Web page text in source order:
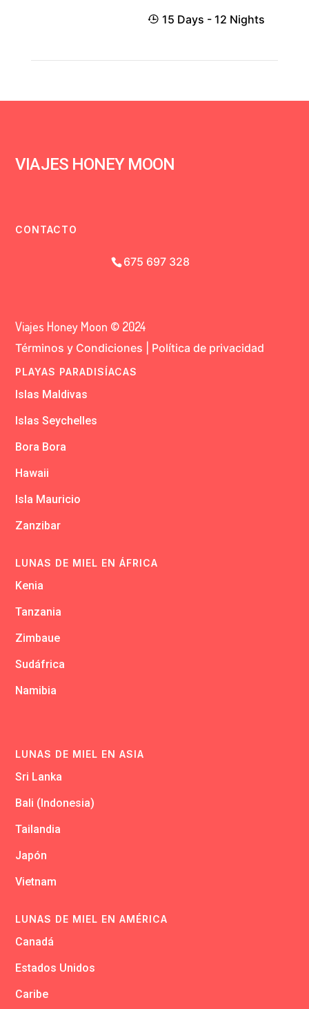
15 Days - 12 Nights
VIAJES HONEY MOON
CONTACTO
675 697 328
Viajes Honey Moon © 2024
Términos y Condiciones Política de privacidad
PLAYAS PARADISÍACAS
Islas Maldivas
Islas Seychelles
Bora Bora
Hawaii
Isla Mauricio
Zanzibar
LUNAS DE MIEL EN ÁFRICA
Kenia
Tanzania
Zimbaue
Sudáfrica
Namibia
LUNAS DE MIEL EN ASIA
Sri Lanka
Bali (Indonesia)
Tailandia
Japón
Vietnam
LUNAS DE MIEL EN AMÉRICA
Canadá
Estados Unidos
Caribe